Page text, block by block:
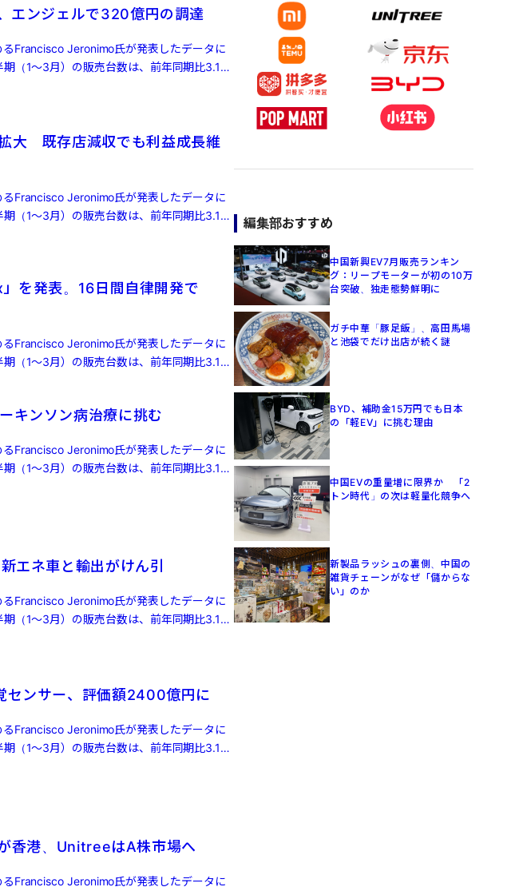
エンジェルで320億円の調達
Francisco Jeronimo氏が発表したデータに
（1～3月）の販売台数は、前年同期比3.1%
大 既存店減収でも利益成長維
Francisco Jeronimo氏が発表したデータに
（1～3月）の販売台数は、前年同期比3.1%
を発表。16日間自律開発で
Francisco Jeronimo氏が発表したデータに
（1～3月）の販売台数は、前年同期比3.1%
キンソン病治療に挑む
Francisco Jeronimo氏が発表したデータに
（1～3月）の販売台数は、前年同期比3.1%
ネ車と輸出がけん引
Francisco Jeronimo氏が発表したデータに
（1～3月）の販売台数は、前年同期比3.1%
ンサー、評価額2400億円に
Francisco Jeronimo氏が発表したデータに
（1～3月）の販売台数は、前年同期比3.1%
香港、UnitreeはA株市場へ
Francisco Jeronimo氏が発表したデータに
編集部おすすめ
中国新興EV7月販売ランキン
グ：リープモーターが初の10万
台突破、独走態勢鮮明に
ガチ中華「豚足飯」、高田馬場
と池袋でだけ出店が続く謎
BYD、補助金15万円でも日本
の「軽EV」に挑む理由
中国EVの重量増に限界か 「2
トン時代」の次は軽量化競争へ
新製品ラッシュの裏側、中国の
雑貨チェーンがなぜ「儲からな
い」のか